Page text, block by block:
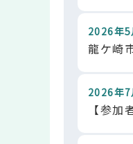
2026年
龍ケ崎
2026年
【参